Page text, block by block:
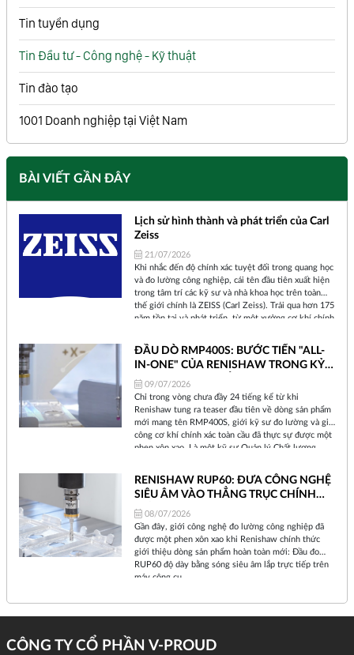
Tin tuyển dụng
Tin Đầu tư - Công nghệ - Kỹ thuật
Tin đào tạo
1001 Doanh nghiệp tại Việt Nam
BÀI VIẾT GẦN ĐÂY
Lịch sử hình thành và phát triển của Carl
Zeiss
21/07/2026
Khi nhắc đến độ chính xác tuyệt đối trong quang học
và đo lường công nghiệp, cái tên đầu tiên xuất hiện
trong tâm trí các kỹ sư và nhà khoa học trên toàn
thế giới chính là ZEISS (Carl Zeiss). Trải qua hơn 175
năm tồn tại và phát triển, từ một xưởng cơ khí chính
đoàn công nghệ toàn cầu, ZEISS đã không ngừng
định hình lại cách chúng ta nhìn nhận thế giới và
kiểm soát chất lượng sản phẩm.
ĐẦU DÒ RMP400S: BƯỚC TIẾN "ALL-
IN-ONE" CỦA RENISHAW TRONG KỶ
NGUYÊN SẢN XUẤT THÔNG MINH
09/07/2026
Chỉ trong vòng chưa đầy 24 tiếng kể từ khi
Renishaw tung ra teaser đầu tiên về dòng sản phẩm
mới mang tên RMP400S, giới kỹ sư đo lường và gia
công cơ khí chính xác toàn cầu đã thực sự được một
phen xôn xao. Là một kỹ sư Quản lý Chất lượng
mỗi khi Renishaw ra mắt một thiết bị mới, đó không
chỉ là sự nâng cấp phần cứng đơn thuần, mà là một
sự dịch chuyển về triết lý sản xuất.
RENISHAW RUP60: ĐƯA CÔNG NGHỆ
SIÊU ÂM VÀO THẲNG TRỤC CHÍNH
MÁY CNC
08/07/2026
Gần đây, giới công nghệ đo lường công nghiệp đã
được một phen xôn xao khi Renishaw chính thức
giới thiệu dòng sản phẩm hoàn toàn mới: Đầu đo
RUP60 độ dày bằng sóng siêu âm lắp trực tiếp trên
máy công cụ.
CÔNG TY CỔ PHẦN V-PROUD